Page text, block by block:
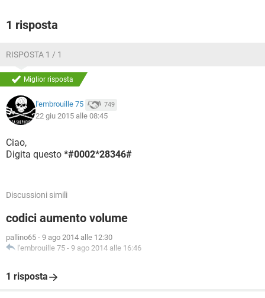
1 risposta
RISPOSTA 1 / 1
Miglior risposta
l'embrouille 75 749
22 giu 2015 alle 08:45
Ciao,
Digita questo *#0002*28346#
Discussioni simili
codici aumento volume
pallino65 - 9 ago 2014 alle 12:30
l'embrouille 75 - 9 ago 2014 alle 16:46
1 risposta